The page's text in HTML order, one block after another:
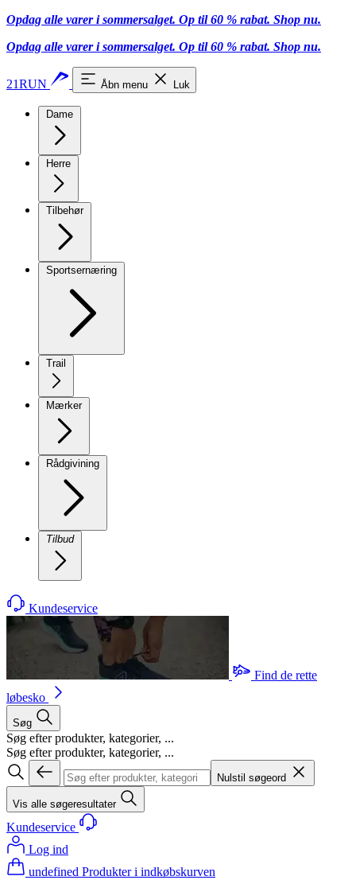
Opdag alle varer i sommersalget. Op til 60 % rabat. Shop nu.
Opdag alle varer i sommersalget. Op til 60 % rabat. Shop nu.
21RUN Åbn menu Luk
Dame
Herre
Tilbehør
Sportsernæring
Trail
Mærker
Rådgivining
Tilbud
Kundeservice
Find de rette
løbesko
Søg
Søg efter produkter, kategorier, ...
Søg efter produkter, kategorier, ...
Nulstil søgeord
Vis alle søgeresultater
Kundeservice
Log ind
undefined Produkter i indkøbskurven